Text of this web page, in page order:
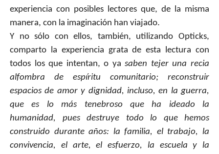
experiencia con posibles lectores que, de la misma
manera, con la imaginación han viajado.
Y no sólo con ellos, también, utilizando Opticks,
comparto la experiencia grata de esta lectura con
todos los que intentan, o yasaben tejer una recia
alfombra de espíritu comunitario; reconstruir
espacios de amor y dignidad, incluso, en la guerra,
que es lo más tenebroso que ha ideado la
humanidad, pues destruye todo lo que hemos
construido durante años: la familia, el trabajo, la
convivencia, el arte, el esfuerzo, la escuela y la